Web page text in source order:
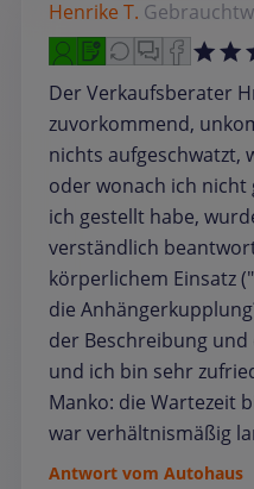
Henrike T.
Der Verkaufsberater
zuvorkommend,
nichts aufgeschwatzt,
oder wonach ich nicht
ich gestellt habe,
verständlich
körperlichem Einsatz
die
der Beschreibung
und ich bin sehr
Manko: die Wartezeit
war verhältnismäßig
Antwort vom Autohaus